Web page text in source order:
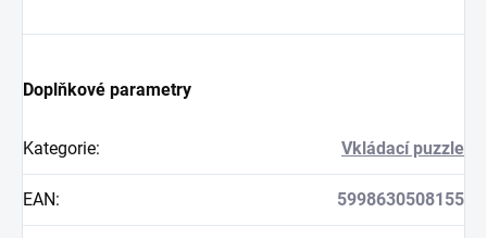
Doplňkové parametry
Kategorie: Vkládací puzzle
EAN: 5998630508155